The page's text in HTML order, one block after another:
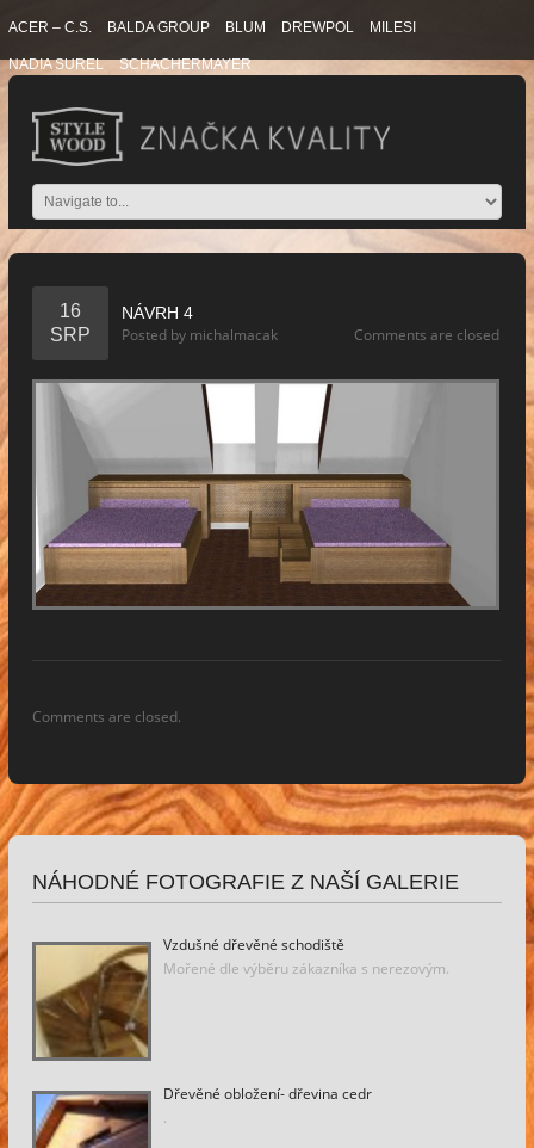
ACER – C.S. BALDA GROUP BLUM DREWPOL MILESI
NADIA SUREL SCHACHERMAYER
NÁVRH 4
Posted by michalmacak Comments are closed
16
SRP
Comments are closed.
NÁHODNÉ FOTOGRAFIE Z NAŠÍ GALERIE
Vzdušné dřevěné schodiště
Mořené dle výběru zákazníka s nerezovým.
Dřevěné obložení- dřevina cedr
.